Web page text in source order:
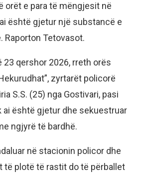
orët e para të mëngjesit në
është gjetur një substancë e
Raporton Tetovasot.
23 qershor 2026, rreth orës
zyrtarët policorë
S.S. (25) nga Gostivari, pasi
ai është gjetur dhe sekuestruar
ngjyrë të bardhë.
në stacionin policor dhe
të plotë të rastit do të përballet